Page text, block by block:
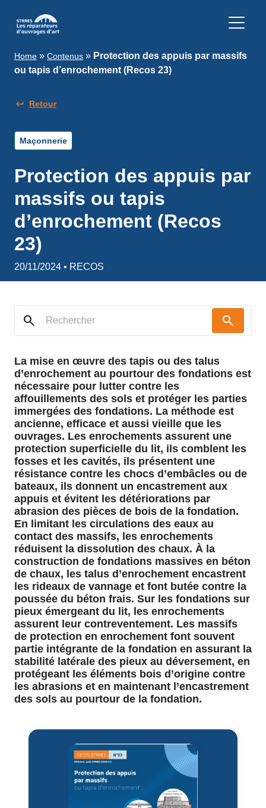
Home » Contenus » Protection des appuis par massifs
ou tapis d’enrochement (Recos 23)
Retour
Maçonnerie
Protection des appuis par
massifs ou tapis
d’enrochement (Recos
23)
20/11/2024 • RECOS
search search
La mise en œuvre des tapis ou des talus
d’enrochement au pourtour des fondations est
nécessaire pour lutter contre les
affouillements des sols et protéger les parties
immergées des fondations. La méthode est
ancienne, efficace et aussi vieille que les
ouvrages. Les enrochements assurent une
protection superficielle du lit, ils comblent les
fosses et les cavités, ils présentent une
résistance contre les chocs d’embâcles ou de
bateaux, ils donnent un encastrement aux
appuis et évitent les détériorations par
abrasion des pièces de bois de la fondation.
En limitant les circulations des eaux au
contact des massifs, les enrochements
réduisent la dissolution des chaux. À la
construction de fondations massives en béton
de chaux, les talus d’enrochement encastrent
les rideaux de vannage et font butée contre la
poussée du béton frais. Sur les fondations sur
pieux émergeant du lit, les enrochements
assurent leur contreventement. Les massifs
de protection en enrochement font souvent
partie intégrante de la fondation en assurant la
stabilité latérale des pieux au déversement, en
protégeant les éléments bois d’origine contre
les abrasions et en maintenant l’encastrement
des sols au pourtour de la fondation.